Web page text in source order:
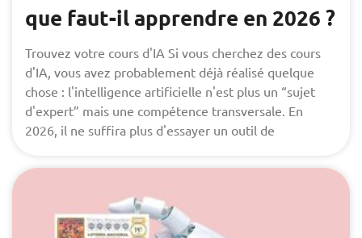
que faut-il apprendre en 2026 ?
Trouvez votre cours d'IA Si vous cherchez des cours
d'IA, vous avez probablement déjà réalisé quelque
chose : l'intelligence artificielle n'est plus un “sujet
d'expert” mais une compétence transversale. En
2026, il ne suffira plus d'essayer un outil de